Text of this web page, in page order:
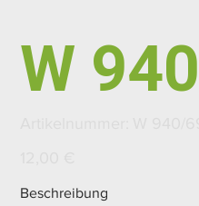
W
Beschreibung